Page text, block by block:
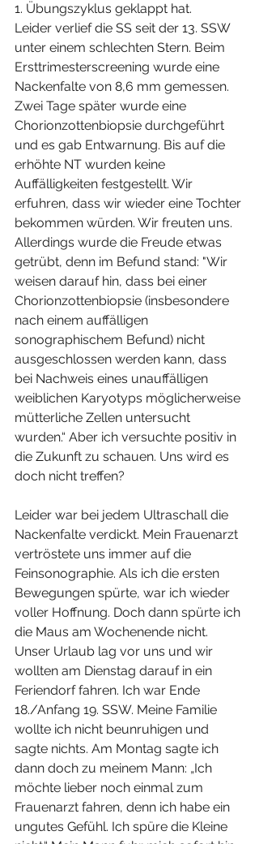
1. Übungszyklus geklappt hat.
Leider verlief die SS seit der 13. SSW
unter einem schlechten Stern. Beim
Ersttrimesterscreening wurde eine
Nackenfalte von 8,6 mm gemessen.
Zwei Tage später wurde eine
Chorionzottenbiopsie durchgeführt
und es gab Entwarnung. Bis auf die
erhöhte NT wurden keine
Auffälligkeiten festgestellt. Wir
erfuhren, dass wir wieder eine Tochter
bekommen würden. Wir freuten uns.
Allerdings wurde die Freude etwas
getrübt, denn im Befund stand: "Wir
weisen darauf hin, dass bei einer
Chorionzottenbiopsie (insbesondere
nach einem auffälligen
sonographischem Befund) nicht
ausgeschlossen werden kann, dass
bei Nachweis eines unauffälligen
weiblichen Karyotyps möglicherweise
mütterliche Zellen untersucht
wurden.“ Aber ich versuchte positiv in
die Zukunft zu schauen. Uns wird es
doch nicht treffen?
Leider war bei jedem Ultraschall die
Nackenfalte verdickt. Mein Frauenarzt
vertröstete uns immer auf die
Feinsonographie. Als ich die ersten
Bewegungen spürte, war ich wieder
voller Hoffnung. Doch dann spürte ich
die Maus am Wochenende nicht.
Unser Urlaub lag vor uns und wir
wollten am Dienstag darauf in ein
Feriendorf fahren. Ich war Ende
18./Anfang 19. SSW. Meine Familie
wollte ich nicht beunruhigen und
sagte nichts. Am Montag sagte ich
dann doch zu meinem Mann: „Ich
möchte lieber noch einmal zum
Frauenarzt fahren, denn ich habe ein
ungutes Gefühl. Ich spüre die Kleine